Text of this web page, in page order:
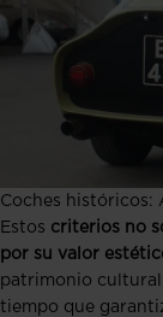
Coches históricos:
Estos criterios no
por su valor
patrimonio cultural
tiempo que